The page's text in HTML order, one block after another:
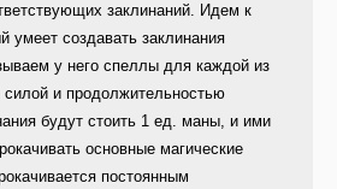
заклинаний. Идем к
умеет создавать заклинания
у него спеллы для каждой из
и продолжительностью
будут стоить 1 ед. маны, и ими
основные магические
постоянным